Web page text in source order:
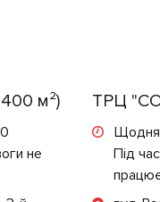
м²)
не
ТРЦ
Щодня
Під